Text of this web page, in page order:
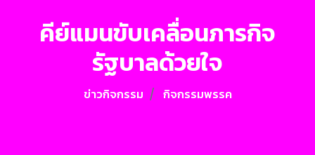
คีย์แมนขับเคลื่อนภารกิจ
รัฐบาลด้วยใจ
ข่าวกิจกรรม กิจกรรมพรรค